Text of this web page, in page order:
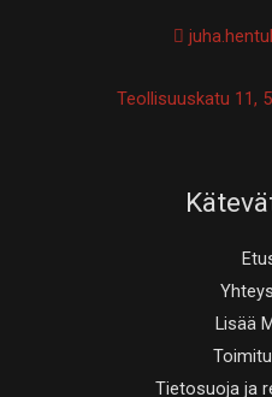
Teollisuuskatu 11,
Lisää
Tietosuoja ja